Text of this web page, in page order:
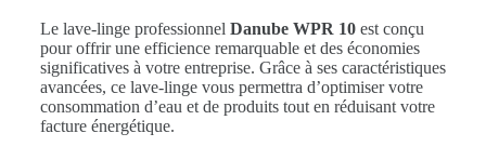
Le lave-linge professionnel Danube WPR 10est conçu
pour offrir une efficience remarquable et des économies
significatives à votre entreprise. Grâce à ses caractéristiques
avancées, ce lave-linge vous permettra d’optimiser votre
consommation d’eau et de produits tout en réduisant votre
facture énergétique.